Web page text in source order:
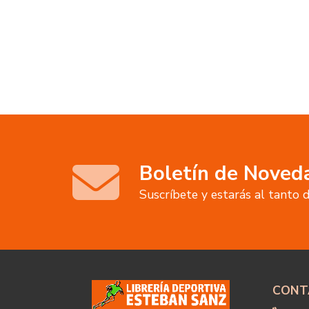
Boletín de
Suscríbete y estarás al tanto